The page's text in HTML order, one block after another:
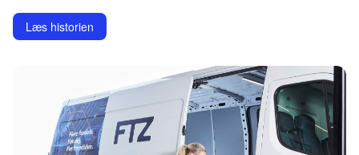
Læs historien